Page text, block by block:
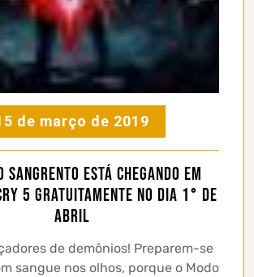
de março de 2019
Sangrento está chegando em
5 gratuitamente no dia 1° de
abril
de demônios! Preparem-se
sangue nos olhos, porque o Modo